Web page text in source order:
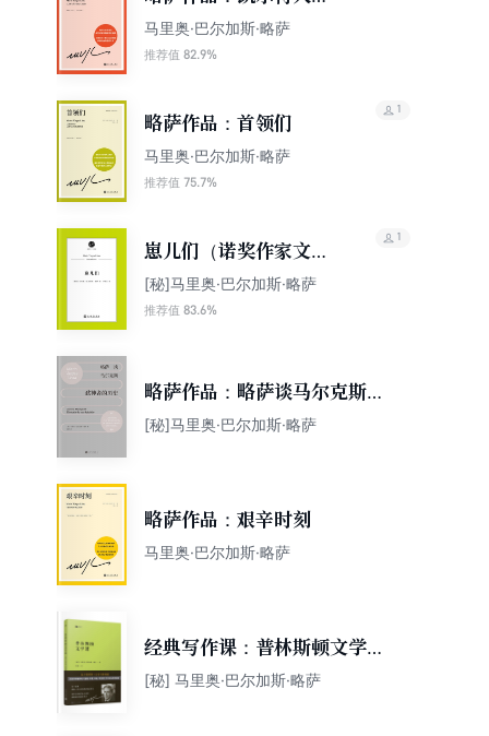
梦
马里奥·巴尔加斯·略萨
推荐值 82.9%
略萨作品：首领们
马里奥·巴尔加斯·略萨
推荐值 75.7%
1
崽儿们（诺奖作家文库
本）
[秘]马里奥·巴尔加斯·略萨
推荐值 83.6%
1
略萨作品：略萨谈马尔克斯：
弑神者的历史
[秘]马里奥·巴尔加斯·略萨
略萨作品：艰辛时刻
马里奥·巴尔加斯·略萨
经典写作课：普林斯顿文学课
（诺贝尔文学奖得主、小说大
[秘] 马里奥·巴尔加斯·略萨